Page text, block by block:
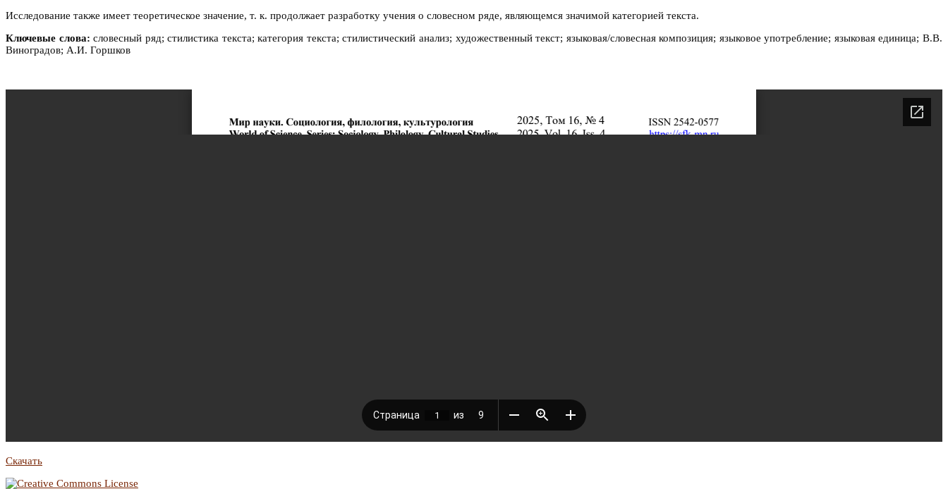
Исследование также имеет теоретическое значение, т. к. продолжает разработку учения о словесном ряде, являющемся значимой категорией текста.
Ключевые слова: словесный ряд; стилистика текста; категория текста; стилистический анализ; художественный текст; языковая/словесная композиция; языковое употребление; языковая единица; В.В.
Виноградов; А.И. Горшков
Скачать